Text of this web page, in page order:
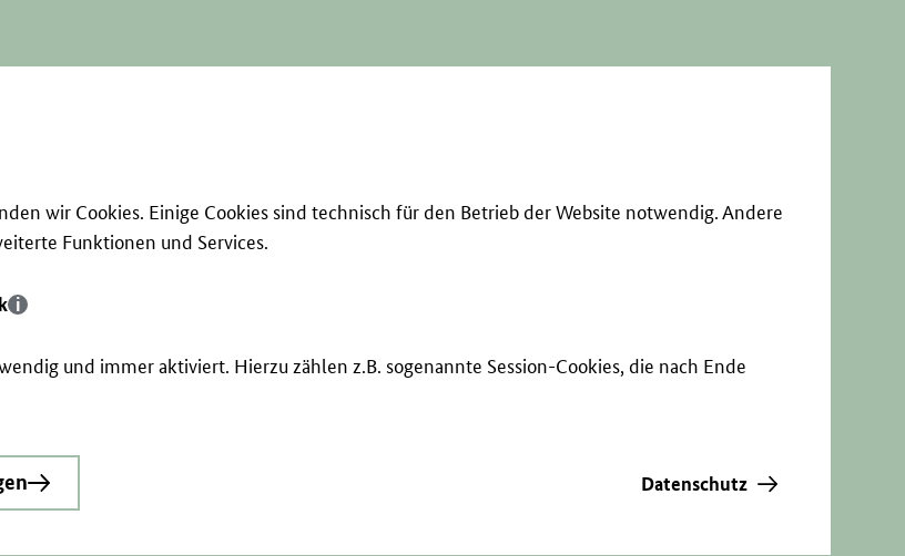
wir Cookies. Einige Cookies sind technisch für den Betrieb der Website notwendig. Andere
Funktionen und Services.
und immer aktiviert. Hierzu zählen z.B. sogenannte Session-Cookies, die nach Ende
Datenschutz